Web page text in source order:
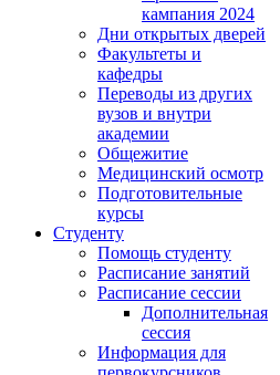
кампания 2024
Дни открытых дверей
Факультеты и
кафедры
Переводы из других
вузов и внутри
академии
Общежитие
Медицинский осмотр
Подготовительные
курсы
Студенту
Помощь студенту
Расписание занятий
Расписание сессии
Дополнительная
сессия
Информация для